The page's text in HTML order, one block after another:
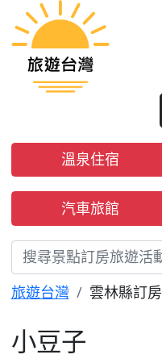
溫泉住宿
汽車旅館
旅遊台灣
雲林縣訂房
小豆子